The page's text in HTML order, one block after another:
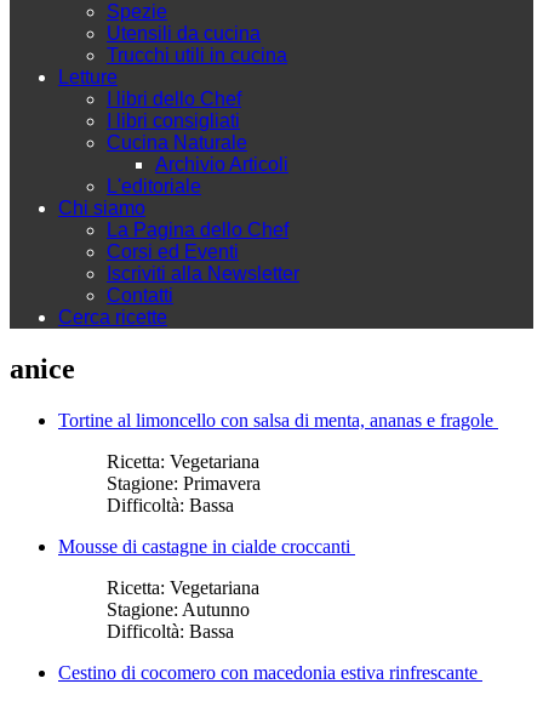
Spezie
Utensili da cucina
Trucchi utili in cucina
Letture
I libri dello Chef
I libri consigliati
Cucina Naturale
Archivio Articoli
L'editoriale
Chi siamo
La Pagina dello Chef
Corsi ed Eventi
Iscriviti alla Newsletter
Contatti
Cerca ricette
anice
Tortine al limoncello con salsa di menta, ananas e fragole
Ricetta: Vegetariana
Stagione: Primavera
Difficoltà: Bassa
Mousse di castagne in cialde croccanti
Ricetta: Vegetariana
Stagione: Autunno
Difficoltà: Bassa
Cestino di cocomero con macedonia estiva rinfrescante